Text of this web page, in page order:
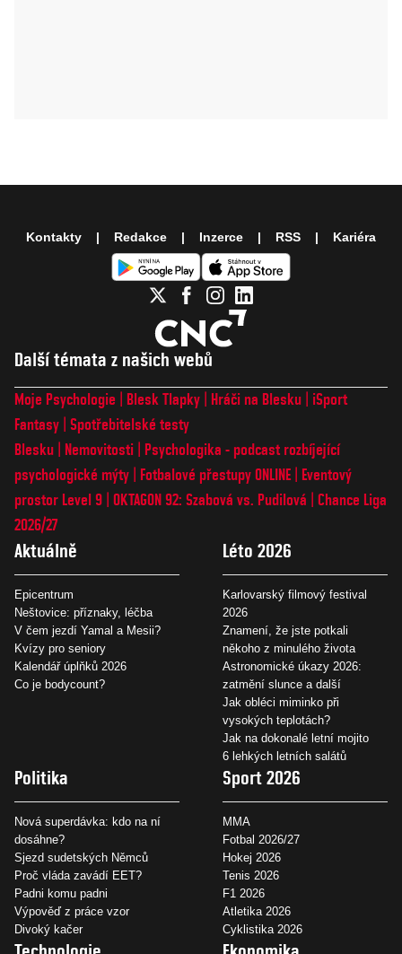
Další témata z našich webů
Moje Psychologie Blesk Tlapky Hráči na Blesku
iSport
Fantasy Spotřebitelské testy
Blesku
Nemovitosti
Psychologika - podcast rozbíjející
psychologické mýty
Fotbalové přestupy ONLINE
Eventový
prostor Level 9 OKTAGON 92: Szabová vs. Pudilová
Chance Liga
2026/27
Aktuálně
Epicentrum
Neštovice: příznaky, léčba
V čem jezdí Yamal a Mesii?
Kvízy pro seniory
Kalendář úplňků 2026
Co je bodycount?
Léto 2026
Karlovarský filmový festival
2026
Znamení, že jste potkali
někoho z minulého života
Astronomické úkazy 2026:
zatmění slunce a další
Jak obléci miminko při
vysokých teplotách?
Jak na dokonalé letní mojito
6 lehkých letních salátů
Politika
Nová superdávka: kdo na ní
dosáhne?
Sjezd sudetských Němců
Proč vláda zavádí EET?
Padni komu padni
Výpověď z práce vzor
Divoký kačer
Sport 2026
MMA
Fotbal 2026/27
Hokej 2026
Tenis 2026
F1 2026
Atletika 2026
Cyklistika 2026
Kontakty Redakce Inzerce RSS Kariéra